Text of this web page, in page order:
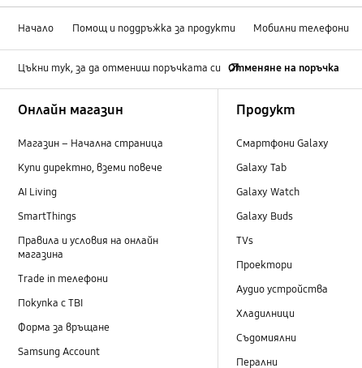
Начало Помощ и поддръжка за продукти Мобилни телефони
Цъкни тук, за да отмениш поръчката си Отменяне на поръчка
Онлайн магазин
Магазин – Начална страница
Купи директно, вземи повече
AI Living
SmartThings
Правила и условия на онлайн
магазина
Trade in телефони
Покупка с TBI
Форма за връщане
Samsung Account
Продукт
Смартфони Galaxy
Galaxy Tab
Galaxy Watch
Galaxy Buds
TVs
Проектори
Аудио устройства
Хладилници
Съдомиялни
Перални